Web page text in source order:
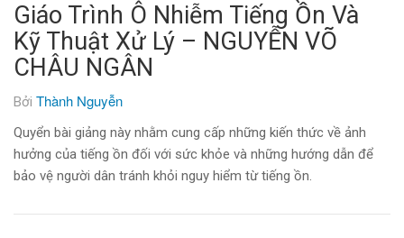
Giáo Trình Ô Nhiễm Tiếng Ồn Và
Kỹ Thuật Xử Lý – NGUYỄN VÕ
CHÂU NGÂN
Bởi Thành Nguyễn
Quyển bài giảng này nhằm cung cấp những kiến thức về ảnh
hưởng của tiếng ồn đối với sức khỏe và những hướng dẫn để
bảo vệ người dân tránh khỏi nguy hiểm từ tiếng ồn.